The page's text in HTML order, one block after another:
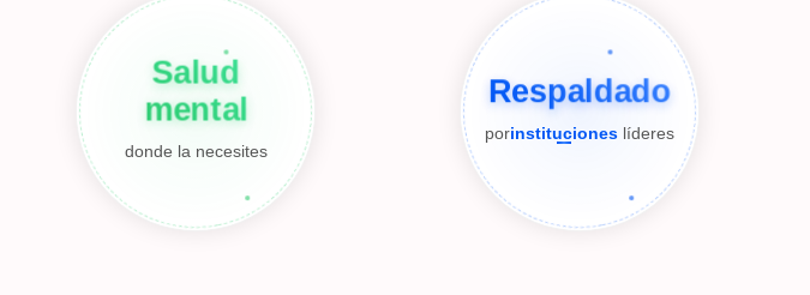
Salud
mental
donde la necesites
Respaldado
porinstituciones líderes